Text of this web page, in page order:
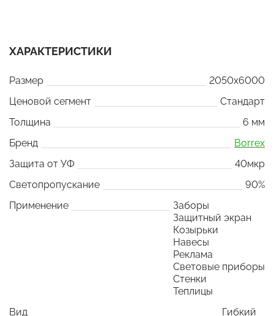
ХАРАКТЕРИСТИКИ
Размер
2050x6000
Ценовой сегмент
Стандарт
Толщина
6 мм
Бренд
Borrex
Защита от УФ
40мкр
Светопропускание
90%
Применение
Заборы
Защитный экран
Козырьки
Навесы
Реклама
Световые приборы
Стенки
Теплицы
Вид
Гибкий